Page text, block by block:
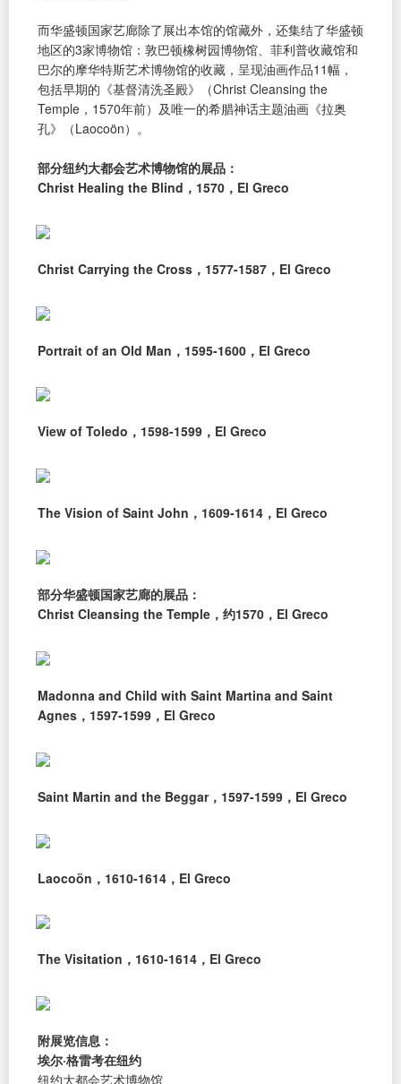
而华盛顿国家艺廊除了展出本馆的馆藏外，还集结了华盛顿
地区的3家博物馆：敦巴顿橡树园博物馆、菲利普收藏馆和
巴尔的摩华特斯艺术博物馆的收藏，呈现油画作品11幅，
包括早期的《基督清洗圣殿》（Christ Cleansing the
Temple，1570年前）及唯一的希腊神话主题油画《拉奥
孔》（Laocoön）。
部分纽约大都会艺术博物馆的展品：
Christ Healing the Blind，1570，El Greco
Christ Carrying the Cross，1577-1587，El Greco
Portrait of an Old Man，1595-1600，El Greco
View of Toledo，1598-1599，El Greco
The Vision of Saint John，1609-1614，El Greco
部分华盛顿国家艺廊的展品：
Christ Cleansing the Temple，约1570，El Greco
Madonna and Child with Saint Martina and Saint
Agnes，1597-1599，El Greco
Saint Martin and the Beggar，1597-1599，El Greco
Laocoön，1610-1614，El Greco
The Visitation，1610-1614，El Greco
附展览信息：
埃尔·格雷考在纽约
纽约大都会艺术博物馆